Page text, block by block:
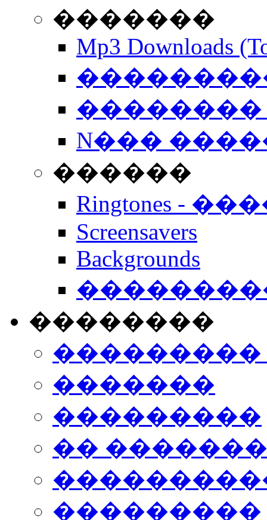
�������
Mp3 Downloads
��������
N���
������
Ringtones -
Screensavers
Backgrounds
��������
���������
�������
���������
��
���������